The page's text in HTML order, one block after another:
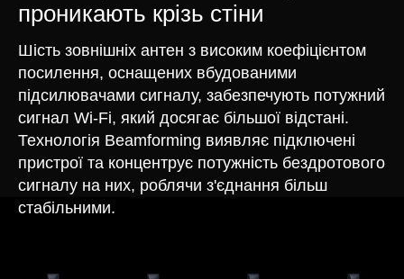
проникають крізь стіни
Шість зовнішніх антен з високим коефіцієнтом
посилення, оснащених вбудованими
підсилювачами сигналу, забезпечують потужний
сигнал Wi-Fi, який досягає більшої відстані.
Технологія Beamforming виявляє підключені
пристрої та концентрує потужність бездротового
сигналу на них, роблячи з'єднання більш
стабільними.